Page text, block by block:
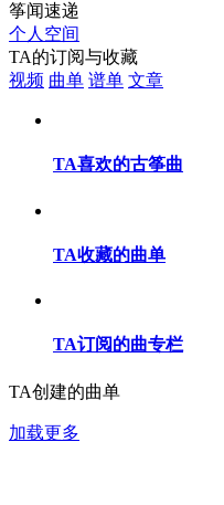
筝闻速递
个人空间
TA的订阅与收藏
视频 曲单 谱单 文章
TA喜欢的古筝曲
TA收藏的曲单
TA订阅的曲专栏
TA创建的曲单
加载更多